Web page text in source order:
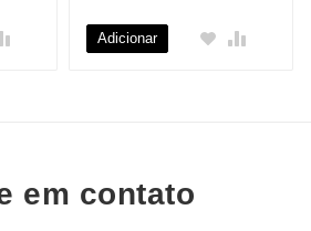
Adicionar
em contato